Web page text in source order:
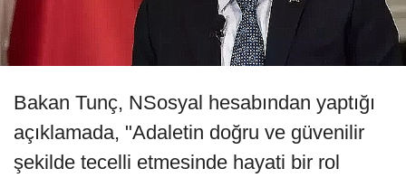
Bakan Tunç, NSosyal hesabından yaptığı
açıklamada, "Adaletin doğru ve güvenilir
şekilde tecelli etmesinde hayati bir rol